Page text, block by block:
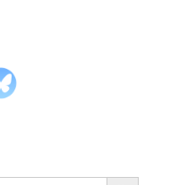
Search Button